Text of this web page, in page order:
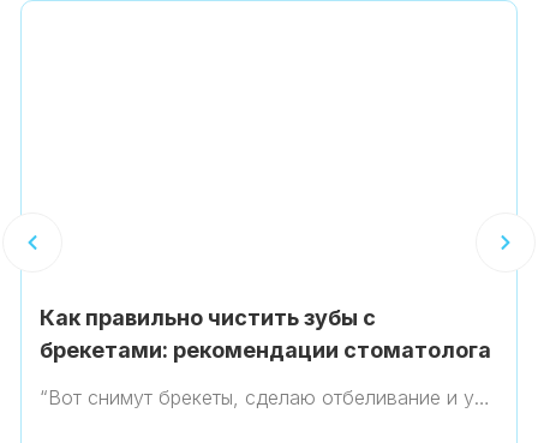
Как правильно чистить зубы с
брекетами: рекомендации стоматолога
“Вот снимут брекеты, сделаю отбеливание и у…